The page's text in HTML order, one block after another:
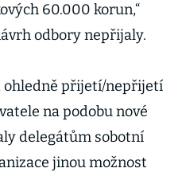
60.000 korun,“
odbory nepřijaly.
ohledně přijetí/nepřijetí
na podobu nové
delegátům sobotní
jinou možnost